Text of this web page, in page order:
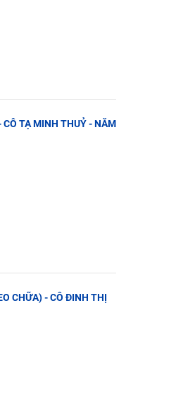
CÔ TẠ MINH THUỶ - NĂM
CHỮA) - CÔ ĐINH THỊ